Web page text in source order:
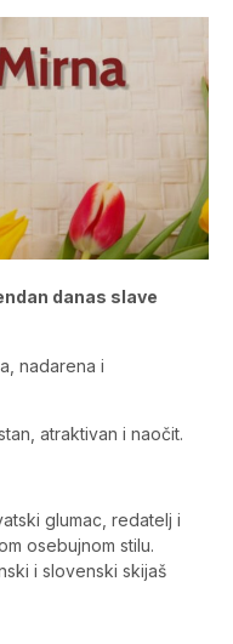
danas slave
nadarena i
atraktivan i naočit.
glumac, redatelj i
osebujnom stilu.
i slovenski skijaš